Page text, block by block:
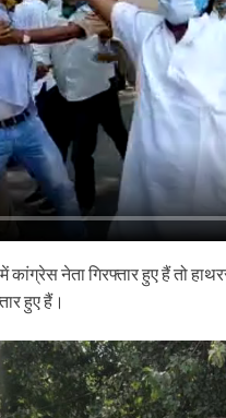
कांग्रेस नेता गिरफ्तार हुए हैं तो
हुए हैं।